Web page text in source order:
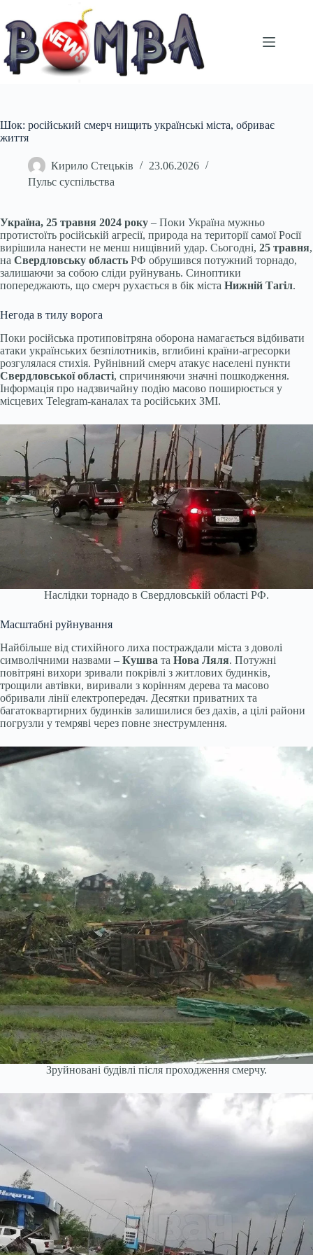
вмісту
Шок: російський смерч нищить українські міста, обриває
життя
Кирило Стецьків
23.06.2026
Пульс суспільства
Україна, 25 травня 2024 року – Поки Україна мужньо
протистоїть російській агресії, природа на території самої Росії
вирішила нанести не менш нищівний удар. Сьогодні, 25 травня,
на Свердловську область РФ обрушився потужний торнадо,
залишаючи за собою сліди руйнувань. Синоптики
попереджають, що смерч рухається в бік міста Нижній Тагіл.
Негода в тилу ворога
Поки російська протиповітряна оборона намагається відбивати
атаки українських безпілотників, вглибині країни-агресорки
розгулялася стихія. Руйнівний смерч атакує населені пункти
Свердловської області, спричиняючи значні пошкодження.
Інформація про надзвичайну подію масово поширюється у
місцевих Telegram-каналах та російських ЗМІ.
Наслідки торнадо в Свердловській області РФ.
Масштабні руйнування
Найбільше від стихійного лиха постраждали міста з доволі
символічними назвами – Кушва та Нова Ляля. Потужні
повітряні вихори зривали покрівлі з житлових будинків,
трощили автівки, виривали з корінням дерева та масово
обривали лінії електропередач. Десятки приватних та
багатоквартирних будинків залишилися без дахів, а цілі райони
погрузли у темряві через повне знеструмлення.
Зруйновані будівлі після проходження смерчу.